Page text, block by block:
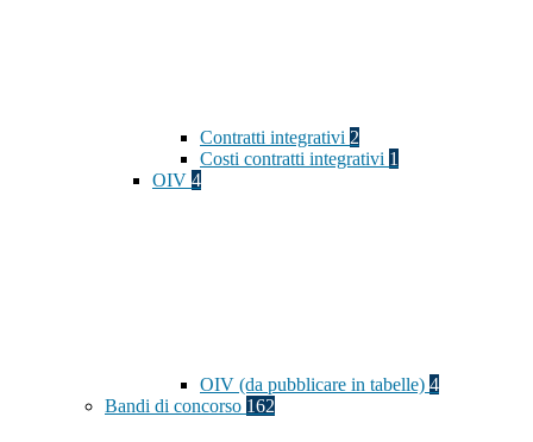
Contratti integrativi 2
Costi contratti integrativi 1
OIV 4
OIV (da pubblicare in tabelle) 4
Bandi di concorso 162